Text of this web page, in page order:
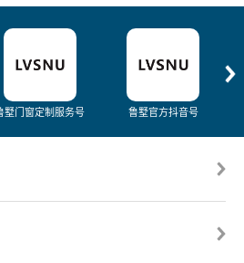
墅门窗定制服务号 鲁墅官方抖音号